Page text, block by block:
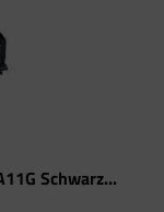
Schwarz...